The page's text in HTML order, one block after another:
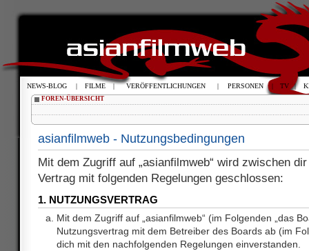
FOREN-ÜBERSICHT
asianfilmweb - Nutzungsbedingungen
Mit dem Zugriff auf „asianfilmweb“ wird zwischen
Vertrag mit folgenden Regelungen geschlossen:
1. NUTZUNGSVERTRAG
Mit dem Zugriff auf „asianfilmweb“ (im Folgenden „das
Nutzungsvertrag mit dem Betreiber des Boards ab (im
dich mit den nachfolgenden Regelungen einverstanden.
NEWS-BLOG | FILME | VERÖFFENTLICHUNGEN | PERSONEN | TV |